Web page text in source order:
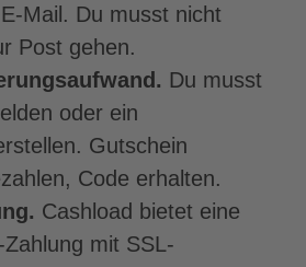
Mail. Du musst nicht
Post gehen.
Du musst
oder ein
Gutschein
Code erhalten.
Cashload bietet eine
mit SSL-